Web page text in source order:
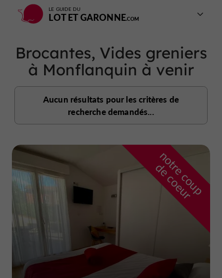
LE GUIDE DU
LOT ET GARONNE
Brocantes, Vides greniers
à Monflanquin à venir
Aucun résultats pour les critères de
recherche demandés...
n
o
t
r
e
c
o
u
p
d
e
c
o
e
u
r